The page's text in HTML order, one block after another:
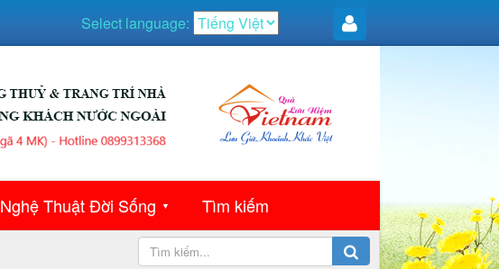
Nghệ Thuật Đời Sống ▼ Tìm kiếm
Select language: